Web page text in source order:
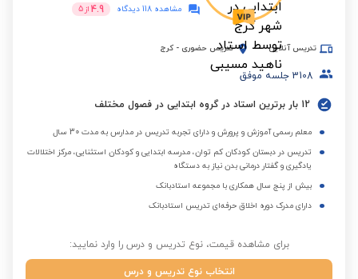
مشاهده 118 دیدگاه
4.9 از 5
تدریس آنلاین تدریس حضوری - کرج
3108 جلسه موفق
12 بار برترین استاد در گروه ابتدایی در فصول مختلف
معلم رسمی آموزش و پرورش و دارای تجربه تدریس در مدارس به مدت 30 سال
تدریس در دبستان کودکان کم توان، مدرسه ابتدایی و کودکان استثنایی، مرکز اختلالات
یادگیری و گفتار درمانی بدن نیاز به دستگاه
بیش از پنج سال همکاری با مجموعه استادبانک
دارای مدرک دوره اخلاق حرفه‌ای تدریس استادبانک
برای مشاهده قیمت، نوع تدریس و درس را وارد نمایید:
انتخاب نوع تدریس و درس